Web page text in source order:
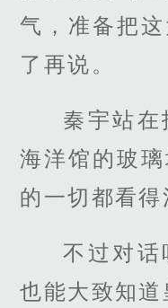
气，准备把
了再说。
秦宇站在
海洋馆的玻
的一切都看得
不过对话
也能大致知道